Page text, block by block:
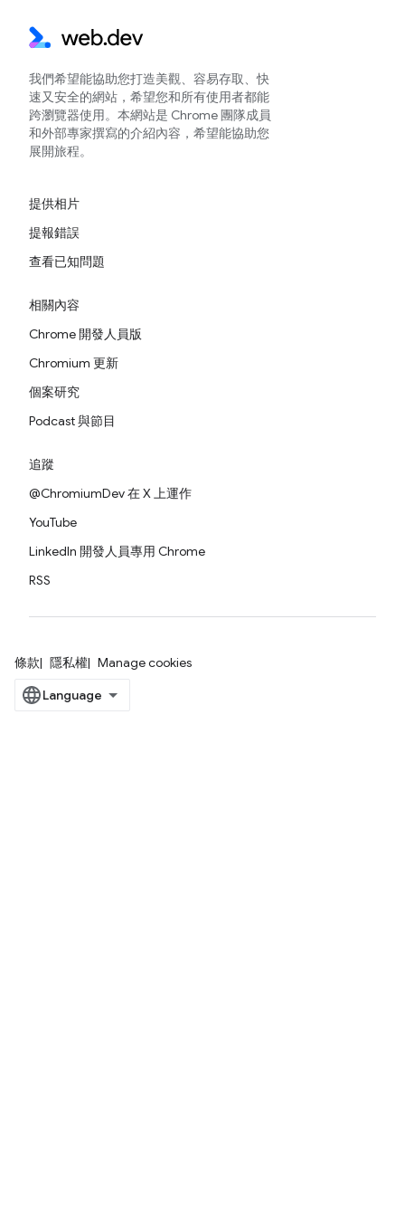
我們希望能協助您打造美觀、容易存取、快
速又安全的網站，希望您和所有使用者都能
跨瀏覽器使用。本網站是 Chrome 團隊成員
和外部專家撰寫的介紹內容，希望能協助您
展開旅程。
提供相片
提報錯誤
查看已知問題
相關內容
Chrome 開發人員版
Chromium 更新
個案研究
Podcast 與節目
追蹤
@ChromiumDev 在 X 上運作
YouTube
LinkedIn 開發人員專用 Chrome
RSS
條款 隱私權 Manage cookies